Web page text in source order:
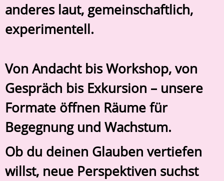
anderes laut, gemeinschaftlich,
experimentell.
Von Andacht bis Workshop, von
Gespräch bis Exkursion – unsere
Formate öffnen Räume für
Begegnung und Wachstum.
Ob du deinen Glauben vertiefen
willst, neue Perspektiven suchst